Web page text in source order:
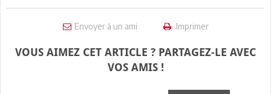
Envoyer à un ami Imprimer
VOUS AIMEZ CET ARTICLE ? PARTAGEZ-LE AVEC
VOS AMIS !